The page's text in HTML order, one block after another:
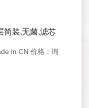
简装,无菌,滤芯
in CN 价格：询